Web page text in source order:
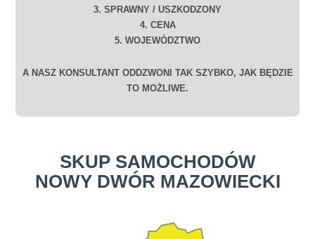
3. SPRAWNY / USZKODZONY
4. CENA
5. WOJEWÓDZTWO
A NASZ KONSULTANT ODDZWONI TAK SZYBKO, JAK BĘDZIE
TO MOŻLIWE.
SKUP SAMOCHODÓW
NOWY DWÓR MAZOWIECKI